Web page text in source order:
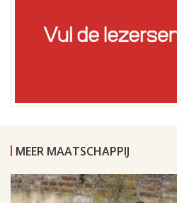
MEER MAATSCHAPPIJ